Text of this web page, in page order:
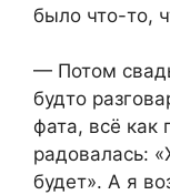
было что-то,
— Потом
будто
фата, всё
радовалась:
будет». А я